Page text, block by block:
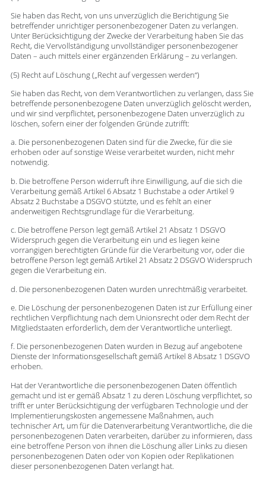
Sie haben das Recht, von uns unverzüglich die Berichtigung Sie
betreffender unrichtiger personenbezogener Daten zu verlangen.
Unter Berücksichtigung der Zwecke der Verarbeitung haben Sie das
Recht, die Vervollständigung unvollständiger personenbezogener
Daten – auch mittels einer ergänzenden Erklärung – zu verlangen.
(5) Recht auf Löschung („Recht auf vergessen werden“)
Sie haben das Recht, von dem Verantwortlichen zu verlangen, dass Sie
betreffende personenbezogene Daten unverzüglich gelöscht werden,
und wir sind verpflichtet, personenbezogene Daten unverzüglich zu
löschen, sofern einer der folgenden Gründe zutrifft:
a. Die personenbezogenen Daten sind für die Zwecke, für die sie
erhoben oder auf sonstige Weise verarbeitet wurden, nicht mehr
notwendig.
b. Die betroffene Person widerruft ihre Einwilligung, auf die sich die
Verarbeitung gemäß Artikel 6 Absatz 1 Buchstabe a oder Artikel 9
Absatz 2 Buchstabe a DSGVO stützte, und es fehlt an einer
anderweitigen Rechtsgrundlage für die Verarbeitung.
c. Die betroffene Person legt gemäß Artikel 21 Absatz 1 DSGVO
Widerspruch gegen die Verarbeitung ein und es liegen keine
vorrangigen berechtigten Gründe für die Verarbeitung vor, oder die
betroffene Person legt gemäß Artikel 21 Absatz 2 DSGVO Widerspruch
gegen die Verarbeitung ein.
d. Die personenbezogenen Daten wurden unrechtmäßig verarbeitet.
e. Die Löschung der personenbezogenen Daten ist zur Erfüllung einer
rechtlichen Verpflichtung nach dem Unionsrecht oder dem Recht der
Mitgliedstaaten erforderlich, dem der Verantwortliche unterliegt.
f. Die personenbezogenen Daten wurden in Bezug auf angebotene
Dienste der Informationsgesellschaft gemäß Artikel 8 Absatz 1 DSGVO
erhoben.
Hat der Verantwortliche die personenbezogenen Daten öffentlich
gemacht und ist er gemäß Absatz 1 zu deren Löschung verpflichtet, so
trifft er unter Berücksichtigung der verfügbaren Technologie und der
Implementierungskosten angemessene Maßnahmen, auch
technischer Art, um für die Datenverarbeitung Verantwortliche, die die
personenbezogenen Daten verarbeiten, darüber zu informieren, dass
eine betroffene Person von ihnen die Löschung aller Links zu diesen
personenbezogenen Daten oder von Kopien oder Replikationen
dieser personenbezogenen Daten verlangt hat.